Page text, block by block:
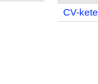
CV-